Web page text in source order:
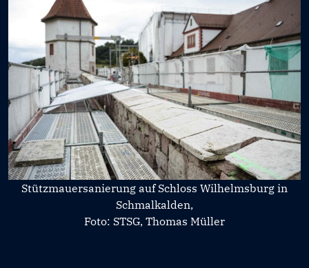
Stützmauersanierung auf Schloss Wilhelmsburg in
Schmalkalden,
Foto: STSG, Thomas Müller